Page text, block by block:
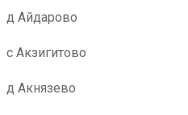
д Айдарово
с Акзигитово
д Акнязево